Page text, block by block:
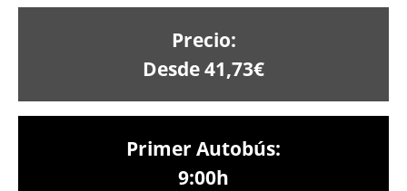
Precio:
Desde 41,73€
Primer Autobús:
9:00h